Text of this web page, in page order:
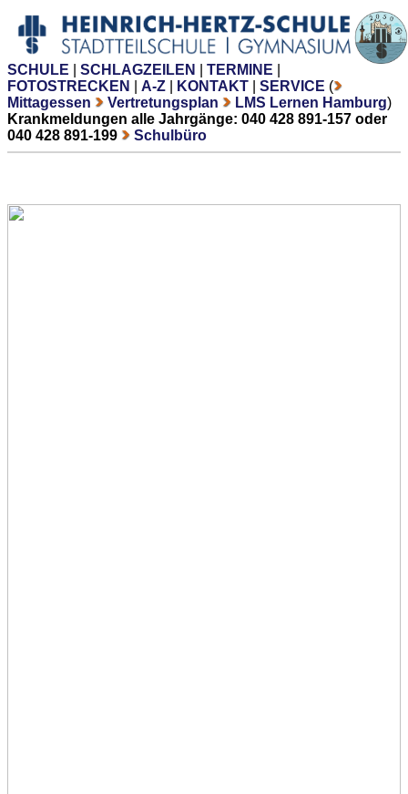
SCHULE SCHLAGZEILEN TERMINE
FOTOSTRECKEN
A-Z KONTAKT SERVICE (
Mittagessen
Vertretungsplan LMS Lernen Hamburg)
Krankmeldungen alle Jahrgänge: 040 428 891-157 oder
040 428 891-199
Schulbüro